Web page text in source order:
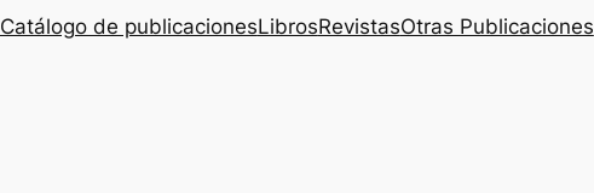
Catálogo de publicacionesLibrosRevistasOtras Publicaciones